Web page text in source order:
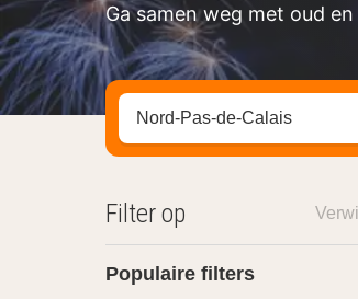
Ga samen weg met oud
Zoek op hotel, regio of
Filter op
Populaire filters